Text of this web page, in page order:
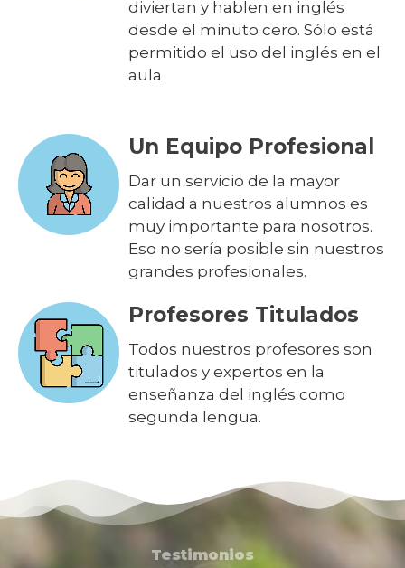
diviertan y hablen en inglés
desde el minuto cero. Sólo está
permitido el uso del inglés en el
aula
Un Equipo Profesional
Dar un servicio de la mayor
calidad a nuestros alumnos es
muy importante para nosotros.
Eso no sería posible sin nuestros
grandes profesionales.
Profesores Titulados
Todos nuestros profesores son
titulados y expertos en la
enseñanza del inglés como
segunda lengua.
Testimonios